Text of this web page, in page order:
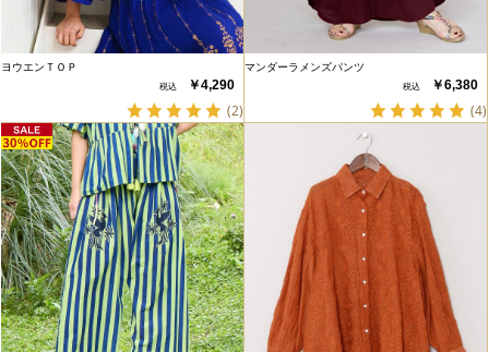
ヨウエンＴＯＰ
￥4,290
(2)
マンダーラメンズパンツ
￥6,380
(4)